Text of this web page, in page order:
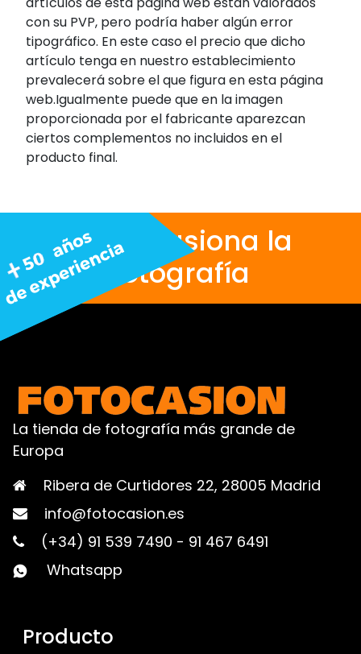
con su PVP, pero podría haber algún error
tipográfico. En este caso el precio que dicho
artículo tenga en nuestro establecimiento
prevalecerá sobre el que figura en esta página
web.Igualmente puede que en la imagen
proporcionada por el fabricante aparezcan
ciertos complementos no incluidos en el
producto final.
Nos apasiona la
fotografía
La tienda de fotografía más grande de
Europa
Ribera de Curtidores 22, 28005 Madrid
info@fotocasion.es
(+34) 91 539 7490 - 91 467 6491
Whatsapp
Producto